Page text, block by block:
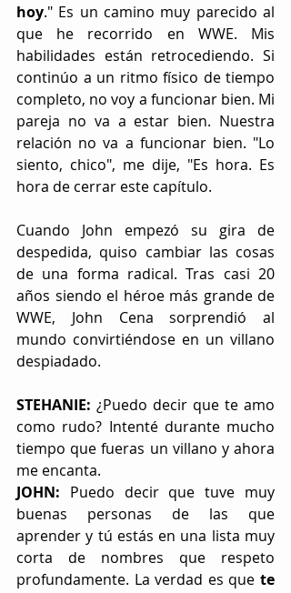
hoy." Es un camino muy parecido al
que he recorrido en WWE. Mis
habilidades están retrocediendo. Si
continúo a un ritmo físico de tiempo
completo, no voy a funcionar bien. Mi
pareja no va a estar bien. Nuestra
relación no va a funcionar bien. "Lo
siento, chico", me dije, "Es hora. Es
hora de cerrar este capítulo.
Cuando John empezó su gira de
despedida, quiso cambiar las cosas
de una forma radical. Tras casi 20
años siendo el héroe más grande de
WWE, John Cena sorprendió al
mundo convirtiéndose en un villano
despiadado.
STEHANIE: ¿Puedo decir que te amo
como rudo? Intenté durante mucho
tiempo que fueras un villano y ahora
me encanta.
JOHN: Puedo decir que tuve muy
buenas personas de las que
aprender y tú estás en una lista muy
corta de nombres que respeto
profundamente. La verdad es que te